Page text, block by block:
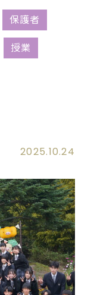
保護者
授業
2025.10.24